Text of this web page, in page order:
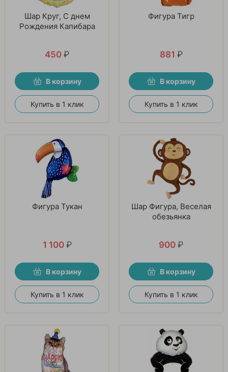
Шар Круг, С днем
Рождения Капибара
450 ₽
В корзину
Купить в 1 клик
Фигура Тигр
881 ₽
В корзину
Купить в 1 клик
Фигура Тукан
1 100 ₽
В корзину
Купить в 1 клик
Шар Фигура, Веселая
обезьянка
900 ₽
В корзину
Купить в 1 клик